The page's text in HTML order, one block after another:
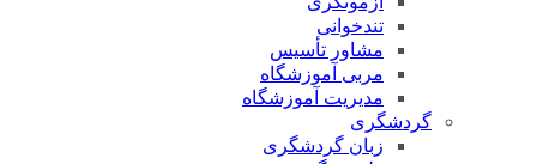
تندخوانی
مشاور تأسیس
مربی آموزشگاه
مدیریت آموزشگاه
گردشگری
زبان گردشگری